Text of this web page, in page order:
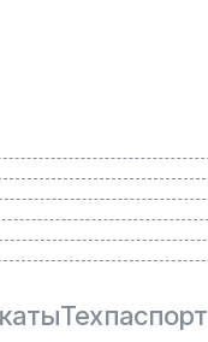
Техпаспорт